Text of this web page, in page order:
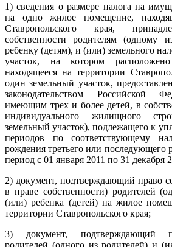
1) сведения о размере налога на
на одно жилое помещение,
Ставропольского края,
собственности родителям (одному
ребенку (детям), и (или) земельного
участок, на котором
находящееся на территории
один земельный участок,
законодательством Российской
имеющим трех и более детей, в
индивидуального жилищного
земельный участок), подлежащего к
периодов по соответствующему
рождения третьего или последующего
период с 01 января 2011 по 31 декабря
2) документ, подтверждающий право
в праве собственности) родителей
(или) ребенка (детей) на жилое
территории Ставропольского края;
3) документ, подтверждающий
родителей (одного из родителей) и